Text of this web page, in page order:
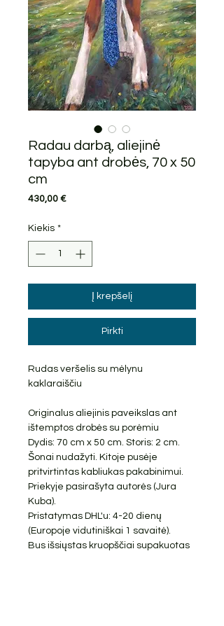
Radau darbą, aliejinė
tapyba ant drobės, 70 x 50
cm
430,00 €Price
Kiekis *
Į krepšelį
Pirkti
Rudas veršelis su mėlynu
kaklaraiščiu
Originalus aliejinis paveikslas ant
ištemptos drobės su porėmiu
Dydis: 70 cm x 50 cm. Storis: 2 cm.
Šonai nudažyti. Kitoje pusėje
pritvirtintas kabliukas pakabinimui.
Priekyje pasirašyta autorės (Jura
Kuba).
Pristatymas DHL'u: 4-20 dienų
(Europoje vidutiniškai 1 savaitė).
Bus išsiųstas kruopščiai supakuotas